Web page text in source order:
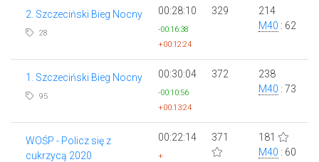
2. Szczeciński Bieg Nocny
28
00:28:10
-00:16:38
+00:12:24
329
214
M40 : 62
1. Szczeciński Bieg Nocny
95
00:30:04
-00:10:56
+00:13:24
372
238
M40 : 73
WOŚP - Policz się z
cukrzycą 2020
00:22:14
+
371
181
M40 : 60